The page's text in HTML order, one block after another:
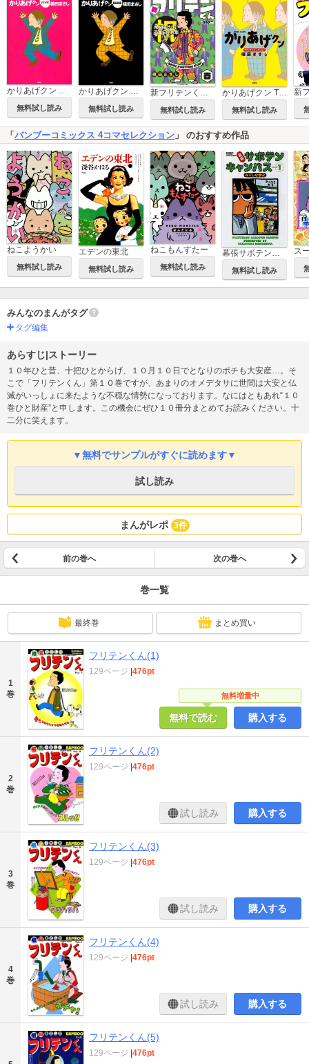
かりあげクン PINK
無料試し読み
かりあげクン BLACK
無料試し読み
新フリテンくん【DX版】
無料試し読み
かりあげクン TVドラマセレクション
無料試し読み
新
「 バンブーコミックス 4コマセレクション 」 のおすすめ作品
ねこようかい
無料試し読み
エデンの東北
無料試し読み
ねこもんすたー
無料試し読み
幕張サボテンキャンパス
無料試し読み
みんなのまんがタグ
タグ編集
あらすじ|ストーリー
１０年ひと昔、十把ひとからげ、１０月１０日でとなりのポチも大安産…。そ
こで「フリテンくん」第１０巻ですが、あまりのオメデタサに世間は大安と仏
滅がいっしょに来たような不穏な情勢になっております。なにはともあれ“１０
巻ひと財産”と申します。この機会にぜひ１０冊分まとめてお読みください。十
二分に笑えます。
▼無料でサンプルがすぐに読めます▼
試し読み
まんがレポ 3件
前の巻へ 次の巻へ
巻一覧
最終巻 まとめ買い
1
巻
フリテンくん(1)
無料増量中
129ページ 476pt
無料で読む 購入する
2
巻
フリテンくん(2)
129ページ 476pt
試し読み 購入する
3
巻
フリテンくん(3)
129ページ 476pt
試し読み 購入する
4
巻
フリテンくん(4)
129ページ 476pt
試し読み 購入する
フリテンくん(5)
129ページ 476pt